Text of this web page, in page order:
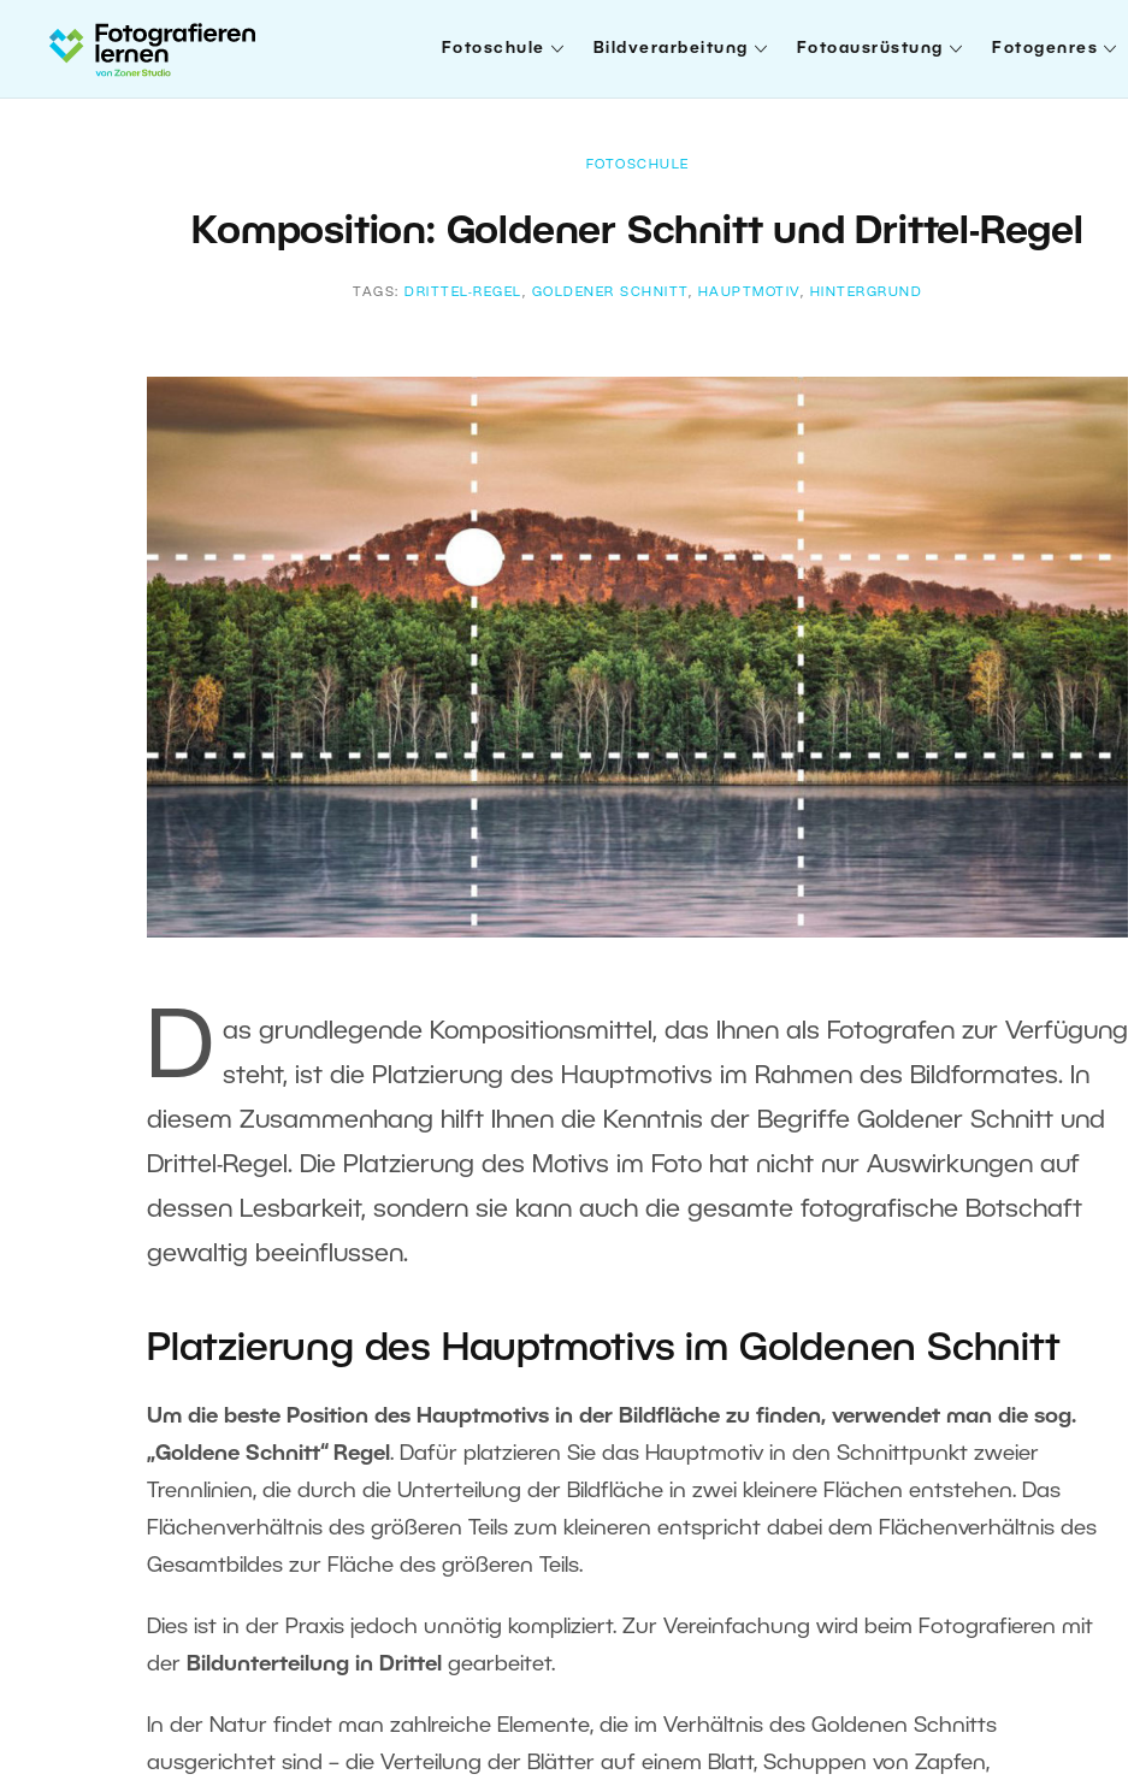
Fotoschule Bildverarbeitung Fotoausrüstung Fotogenres
FOTOSCHULE
Komposition: Goldener Schnitt und Drittel-Regel
TAGS: DRITTEL-REGEL , GOLDENER SCHNITT , HAUPTMOTIV , HINTERGRUND
D as grundlegende Kompositionsmittel, das Ihnen als Fotografen zur Verfügung
steht, ist die Platzierung des Hauptmotivs im Rahmen des Bildformates. In
diesem Zusammenhang hilft Ihnen die Kenntnis der Begriffe Goldener Schnitt und
Drittel-Regel. Die Platzierung des Motivs im Foto hat nicht nur Auswirkungen auf
dessen Lesbarkeit, sondern sie kann auch die gesamte fotografische Botschaft
gewaltig beeinflussen.
Platzierung des Hauptmotivs im Goldenen Schnitt
Um die beste Position des Hauptmotivs in der Bildfläche zu finden, verwendet man die sog.
„Goldene Schnitt“ Regel . Dafür platzieren Sie das Hauptmotiv in den Schnittpunkt zweier
Trennlinien, die durch die Unterteilung der Bildfläche in zwei kleinere Flächen entstehen. Das
Flächenverhältnis des größeren Teils zum kleineren entspricht dabei dem Flächenverhältnis des
Gesamtbildes zur Fläche des größeren Teils.
Dies ist in der Praxis jedoch unnötig kompliziert. Zur Vereinfachung wird beim Fotografieren mit
der Bildunterteilung in Drittel gearbeitet.
In der Natur findet man zahlreiche Elemente, die im Verhältnis des Goldenen Schnitts
ausgerichtet sind – die Verteilung der Blätter auf einem Blatt, Schuppen von Zapfen,